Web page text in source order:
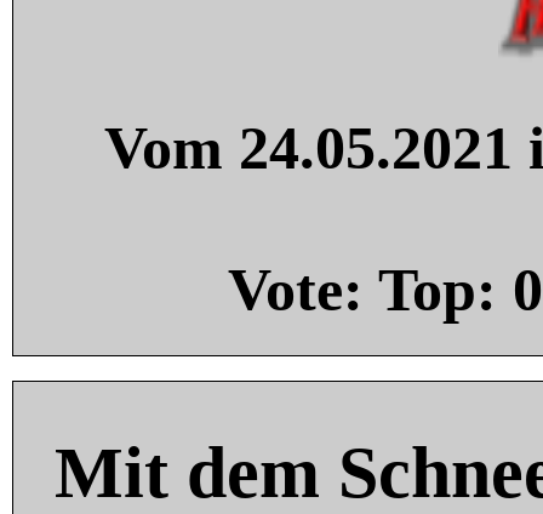
Vom
Vote: Top: 0
Mit dem